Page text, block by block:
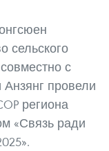
сельского
с
провели
региона
«Связь ради